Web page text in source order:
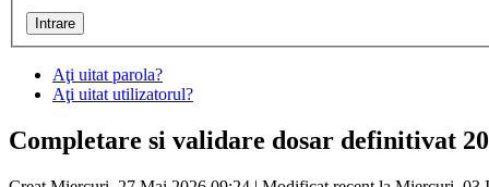
Aţi uitat parola?
Aţi uitat utilizatorul?
Completare si validare dosar definitivat